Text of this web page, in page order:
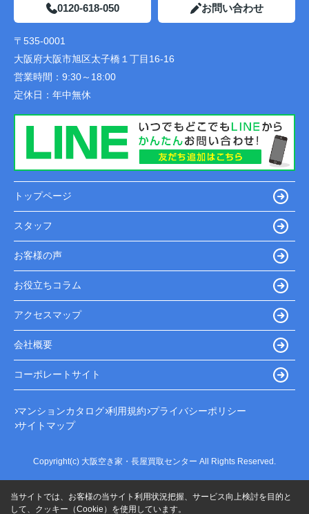
0120-618-050 お問い合わせ
〒535-0001
大阪府大阪市旭区太子橋１丁目16-16
営業時間： 9:30～18:00
定休日： 年中無休
トップページ
スタッフ
お客様の声
お役立ちコラム
アクセスマップ
会社概要
コーポレートサイト
マンションカタログ 利用規約 プライバシーポリシー
サイトマップ
Copyright(c) 大阪空き家・長屋買取センター All Rights Reserved.
当サイトでは、お客様の当サイト利用状況把握、サービス向上検討を目的と
して、クッキー（Cookie）を使用しています。